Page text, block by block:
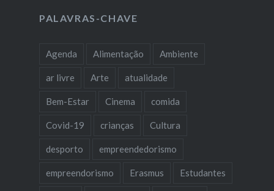
PALAVRAS-CHAVE
Agenda Alimentação Ambiente
ar livre Arte atualidade
Bem-Estar Cinema comida
Covid-19 crianças Cultura
desporto empreendedorismo
empreendorismo Erasmus Estudantes